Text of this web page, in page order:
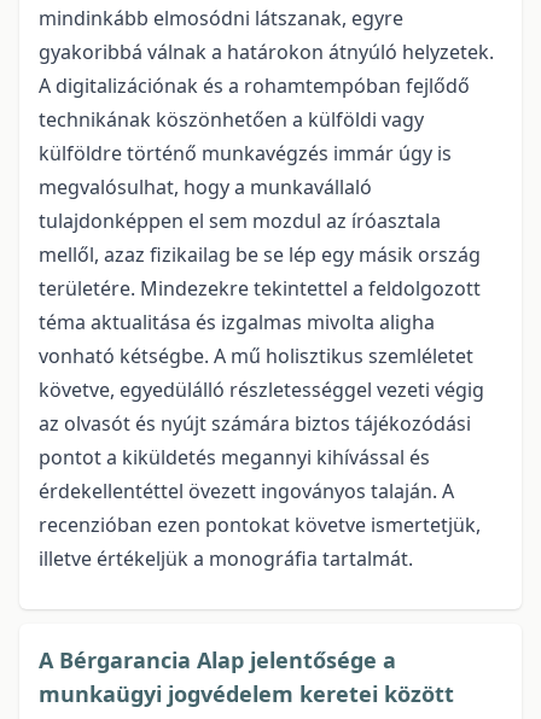
mindinkább elmosódni látszanak, egyre
gyakoribbá válnak a határokon átnyúló helyzetek.
A digitalizációnak és a rohamtempóban fejlődő
technikának köszönhetően a külföldi vagy
külföldre történő munkavégzés immár úgy is
megvalósulhat, hogy a munkavállaló
tulajdonképpen el sem mozdul az íróasztala
mellől, azaz fizikailag be se lép egy másik ország
területére. Mindezekre tekintettel a feldolgozott
téma aktualitása és izgalmas mivolta aligha
vonható kétségbe. A mű holisztikus szemléletet
követve, egyedülálló részletességgel vezeti végig
az olvasót és nyújt számára biztos tájékozódási
pontot a kiküldetés megannyi kihívással és
érdekellentéttel övezett ingoványos talaján. A
recenzióban ezen pontokat követve ismertetjük,
illetve értékeljük a monográfia tartalmát.
A Bérgarancia Alap jelentősége a
munkaügyi jogvédelem keretei között